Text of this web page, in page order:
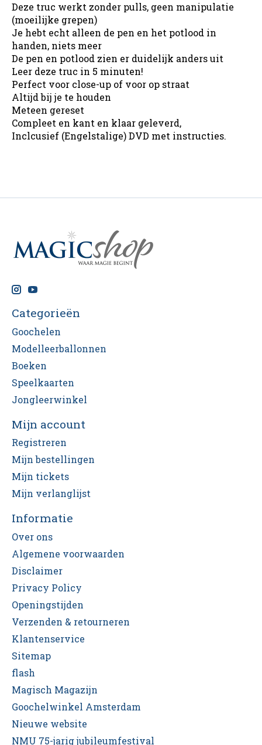
Deze truc werkt zonder pulls, geen manipulatie
(moeilijke grepen)
Je hebt echt alleen de pen en het potlood in
handen, niets meer
De pen en potlood zien er duidelijk anders uit
Leer deze truc in 5 minuten!
Perfect voor close-up of voor op straat
Altijd bij je te houden
Meteen gereset
Compleet en kant en klaar geleverd,
Inclcusief (Engelstalige) DVD met instructies.
Categorieën
Goochelen
Modelleerballonnen
Boeken
Speelkaarten
Jongleerwinkel
Mijn account
Registreren
Mijn bestellingen
Mijn tickets
Mijn verlanglijst
Informatie
Over ons
Algemene voorwaarden
Disclaimer
Privacy Policy
Openingstijden
Verzenden & retourneren
Klantenservice
Sitemap
flash
Magisch Magazijn
Goochelwinkel Amsterdam
Nieuwe website
NMU 75-jarig jubileumfestival